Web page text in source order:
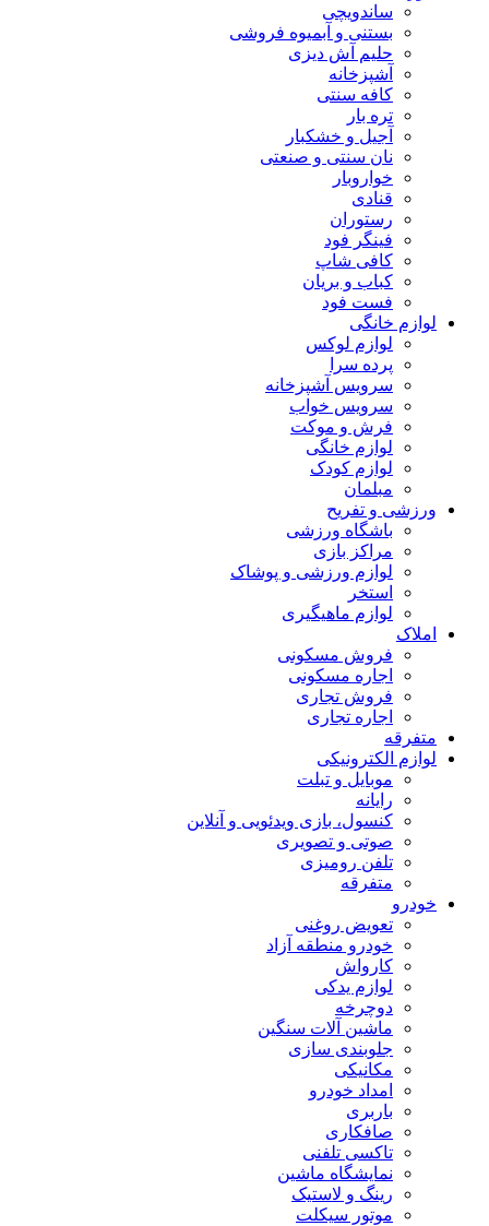
ساندویچی
بستنی و آبمیوه فروشی
حلیم آش دیزی
آشپزخانه
کافه سنتی
تره بار
آجیل و خشکبار
نان سنتی و صنعتی
خواروبار
قنادی
رستوران
فینگر فود
کافی شاپ
کباب و بریان
فست فود
لوازم خانگی
لوازم لوکس
پرده سرا
سرویس آشپزخانه
سرویس خواب
فرش و موکت
لوازم خانگی
لوازم کودک
مبلمان
ورزشی و تفریح
باشگاه ورزشی
مراکز بازی
لوازم ورزشی و پوشاک
استخر
لوازم ماهیگیری
املاک
فروش مسکونی
اجاره مسکونی
فروش تجاری
اجاره تجاری
متفرقه
لوازم الکترونیکی
موبایل و تبلت
رایانه
کنسول، بازی‌ ویدئویی و آنلاین
صوتی و تصویری
تلفن رومیزی
متفرقه
خودرو
تعویض روغنی
خودرو منطقه آزاد
کارواش
لوازم یدکی
دوچرخه
ماشین آلات سنگین
جلوبندی سازی
مکانیکی
امداد خودرو
باربری
صافکاری
تاکسی تلفنی
نمایشگاه ماشین
رینگ و لاستیک
موتور سیکلت